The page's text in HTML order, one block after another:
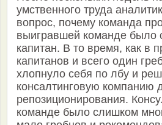
умственного труда
вопрос, почему команда
выигравшей команде было
капитан. В то время, как в
капитанов и всего один
хлопнуло себя по лбу и
консалтинговую компанию
репозиционирования.
команде было слишком